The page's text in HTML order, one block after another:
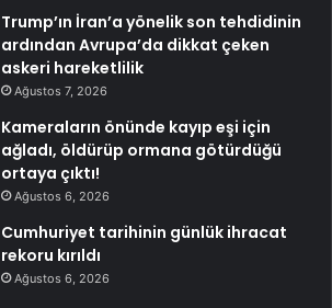
Trump’ın İran’a yönelik son tehdidinin
ardından Avrupa’da dikkat çeken
askeri hareketlilik
Ağustos 7, 2026
Kameraların önünde kayıp eşi için
ağladı, öldürüp ormana götürdüğü
ortaya çıktı!
Ağustos 6, 2026
Cumhuriyet tarihinin günlük ihracat
rekoru kırıldı
Ağustos 6, 2026